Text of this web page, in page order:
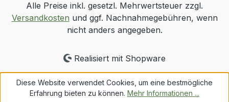
Alle Preise inkl. gesetzl. Mehrwertsteuer zzgl.
Versandkosten und ggf. Nachnahmegebühren, wenn
nicht anders angegeben.
Realisiert mit Shopware
Diese Website verwendet Cookies, um eine bestmögliche
Erfahrung bieten zu können. Mehr Informationen ...